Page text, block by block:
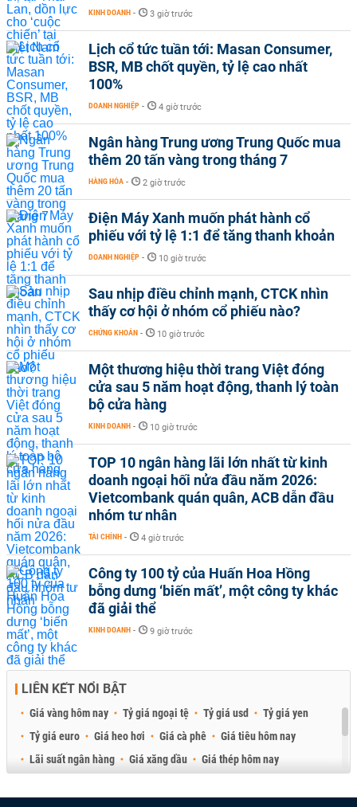
KINH DOANH - 3 giờ trước
Lịch cổ tức tuần tới: Masan Consumer,
BSR, MB chốt quyền, tỷ lệ cao nhất
100%
DOANH NGHIỆP - 4 giờ trước
Ngân hàng Trung ương Trung Quốc mua
thêm 20 tấn vàng trong tháng 7
HÀNG HÓA - 2 giờ trước
Điện Máy Xanh muốn phát hành cổ
phiếu với tỷ lệ 1:1 để tăng thanh khoản
DOANH NGHIỆP - 10 giờ trước
Sau nhịp điều chỉnh mạnh, CTCK nhìn
thấy cơ hội ở nhóm cổ phiếu nào?
CHỨNG KHOÁN - 10 giờ trước
Một thương hiệu thời trang Việt đóng
cửa sau 5 năm hoạt động, thanh lý toàn
bộ cửa hàng
KINH DOANH - 10 giờ trước
TOP 10 ngân hàng lãi lớn nhất từ kinh
doanh ngoại hối nửa đầu năm 2026:
Vietcombank quán quân, ACB dẫn đầu
nhóm tư nhân
TÀI CHÍNH - 4 giờ trước
Công ty 100 tỷ của Huấn Hoa Hồng
bỗng dưng ‘biến mất’, một công ty khác
đã giải thể
KINH DOANH - 9 giờ trước
LIÊN KẾT NỔI BẬT
Giá vàng hôm nay Tỷ giá ngoại tệ Tỷ giá usd
Tỷ giá yen
Tỷ giá euro
Giá heo hơi Giá cà phê
Giá tiêu hôm nay
Lãi suất ngân hàng
Giá xăng dầu
Giá thép hôm nay